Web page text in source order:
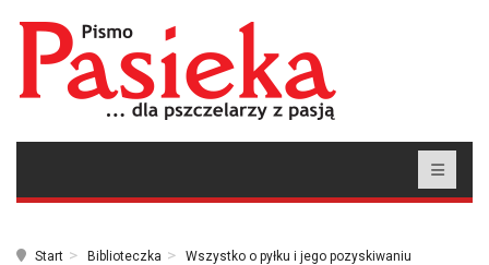
Start Biblioteczka Wszystko o pyłku i jego pozyskiwaniu